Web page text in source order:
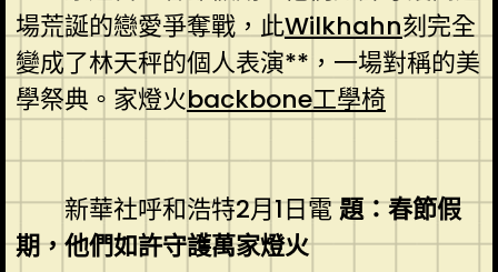
場荒誕的戀愛爭奪戰，此Wilkhahn刻完全
變成了林天秤的個人表演**，一場對稱的美
學祭典。家燈火backbone工學椅
新華社呼和浩特2月1日電題：春節假
期，他們如許守護萬家燈火